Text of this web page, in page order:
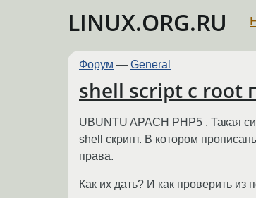
LINUX.ORG.RU
Форум — General
shell script с root
UBUNTU APACH PHP5 . Такая
shell скрипт. В котором
права.
Как их дать? И как проверить из